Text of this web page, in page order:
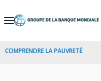
Skip
Navigation
COMPRENDRE LA PAUVRETÉ